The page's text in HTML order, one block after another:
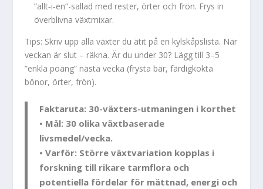
”allt‑i‑en”-sallad med rester, örter och frön. Frys in
överblivna växtmixar.
Tips: Skriv upp alla växter du ätit på en kylskåpslista. När
veckan är slut – räkna. Är du under 30? Lägg till 3–5
”enkla poäng” nästa vecka (frysta bär, färdigkokta
bönor, örter, frön).
Faktaruta: 30-växters-utmaningen i korthet
• Mål: 30 olika växtbaserade
livsmedel/vecka.
• Varför: Större växtvariation kopplas i
forskning till rikare tarmflora och
potentiella fördelar för mättnad, energi och